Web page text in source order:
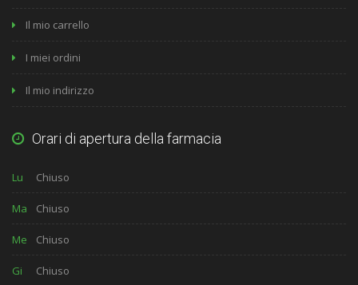
Il mio carrello
I miei ordini
Il mio indirizzo
Orari di apertura della farmacia
Lu Chiuso
Ma Chiuso
Me Chiuso
Gi Chiuso